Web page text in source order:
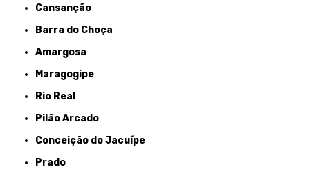
Cansanção
Barra do Choça
Amargosa
Maragogipe
Rio Real
Pilão Arcado
Conceição do Jacuípe
Prado